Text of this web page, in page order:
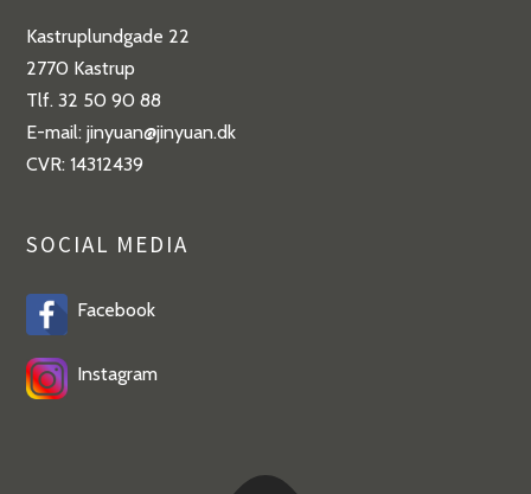
Kastruplundgade 22
2770 Kastrup
Tlf. 32 50 90 88
E-mail: jinyuan@jinyuan.dk
CVR: 14312439
SOCIAL MEDIA
Facebook
Instagram